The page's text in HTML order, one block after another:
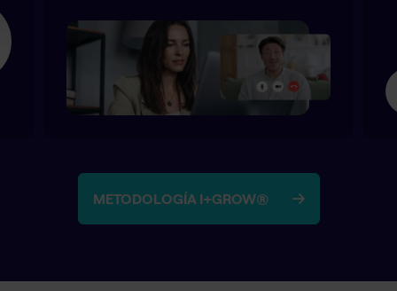
METODOLOGÍA I+GROW®